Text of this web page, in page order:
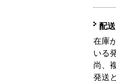
配
在庫
いる
尚、
発送